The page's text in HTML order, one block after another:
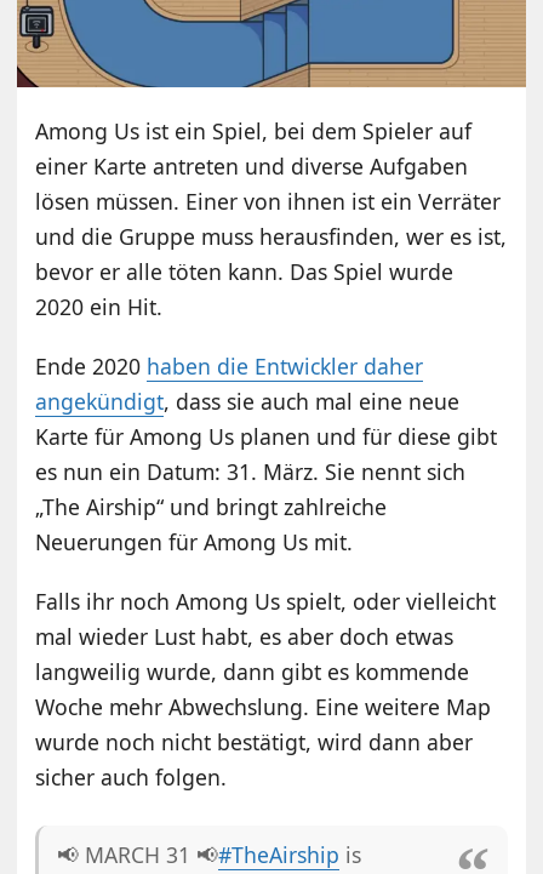
Among Us ist ein Spiel, bei dem Spieler auf
einer Karte antreten und diverse Aufgaben
lösen müssen. Einer von ihnen ist ein Verräter
und die Gruppe muss herausfinden, wer es ist,
bevor er alle töten kann. Das Spiel wurde
2020 ein Hit.
Ende 2020 haben die Entwickler daher
angekündigt, dass sie auch mal eine neue
Karte für Among Us planen und für diese gibt
es nun ein Datum: 31. März. Sie nennt sich
„The Airship“ und bringt zahlreiche
Neuerungen für Among Us mit.
Falls ihr noch Among Us spielt, oder vielleicht
mal wieder Lust habt, es aber doch etwas
langweilig wurde, dann gibt es kommende
Woche mehr Abwechslung. Eine weitere Map
wurde noch nicht bestätigt, wird dann aber
sicher auch folgen.
📢 MARCH 31 📢#TheAirship is